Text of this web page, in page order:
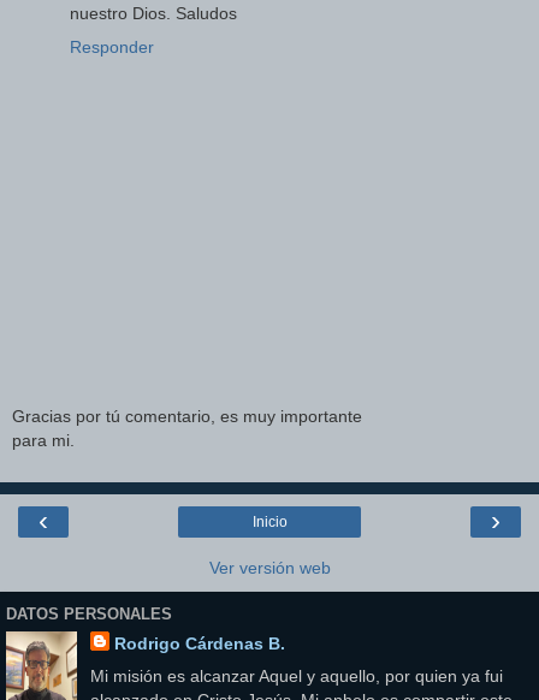
nuestro Dios. Saludos
Responder
Gracias por tú comentario, es muy importante
para mi.
‹ ›
Inicio
Ver versión web
DATOS PERSONALES
Rodrigo Cárdenas B.
Mi misión es alcanzar Aquel y aquello, por quien ya fui